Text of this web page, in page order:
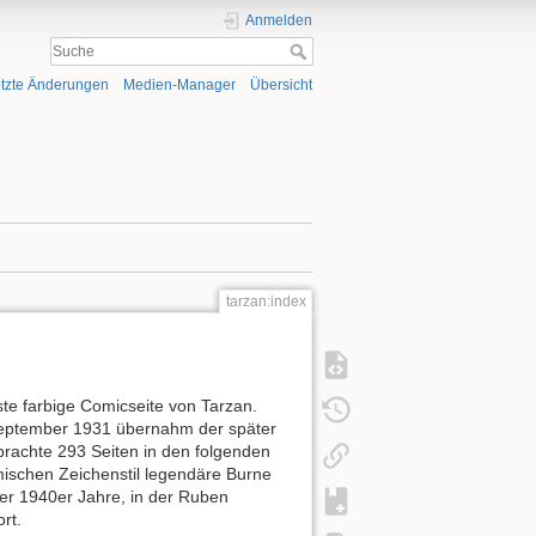
Anmelden
Änderungen Medien-Manager Übersicht
tarzan:index
farbige Comicseite von Tarzan.
1931 übernahm der später
293 Seiten in den folgenden
Zeichenstil legendäre Burne
1940er Jahre, in der Ruben